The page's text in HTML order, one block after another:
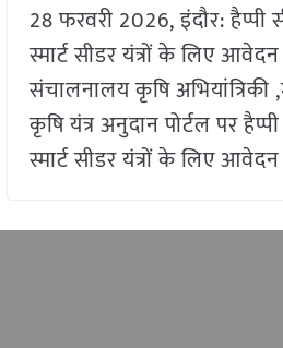
28 फरवरी 2026, इंदौर: हैप्पी
स्मार्ट सीडर यंत्रों के लिए
संचालनालय कृषि अभियांत्रिकी
कृषि यंत्र अनुदान पोर्टल पर
स्मार्ट सीडर यंत्रों के लिए